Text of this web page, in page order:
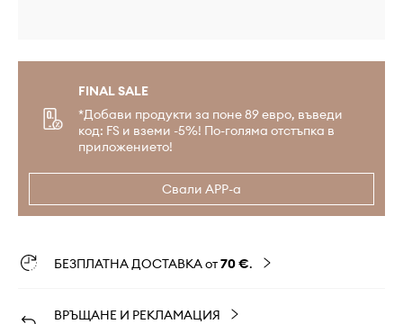
FINAL SALE
*Добави продукти за поне 89 евро, въведи
код: FS и вземи -5%! По-голяма отстъпка в
приложението!
Свали APP-а
БЕЗПЛАТНА ДОСТАВКА от70 €.
ВРЪЩАНЕ И РЕКЛАМАЦИЯ